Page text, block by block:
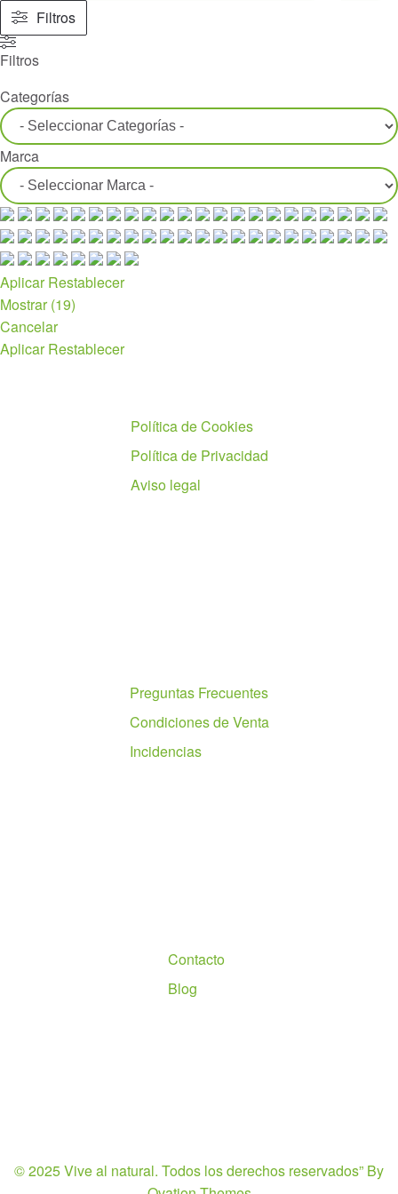
Filtros
Filtros
Categorías
Marca
Aplicar Restablecer
Mostrar(19)
Cancelar
Aplicar Restablecer
Política de Cookies
Política de Privacidad
Aviso legal
Preguntas Frecuentes
Condiciones de Venta
Incidencias
Contacto
Blog
© 2025 Vive al natural. Todos los derechos reservados” By